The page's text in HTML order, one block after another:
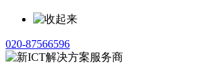
020-87566596